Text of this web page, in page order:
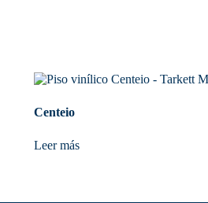
Centeio
Leer más